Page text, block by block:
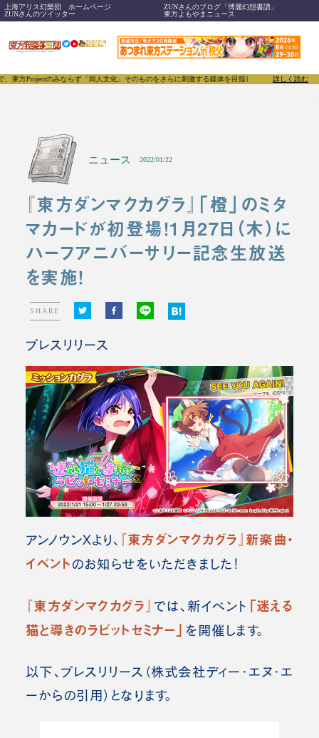
上海アリス幻樂団 ホームページ
ZUNさんのブログ「博麗幻想書譜」
ZUNさんのツイッター
東方よもやまニュース
のみならず「同人文化」そのものをさらに刺激する媒体を目指し、創刊いたします。 東方我楽
詳しく読む
ニュース 2022/01/22
『東方ダンマクカグラ』「橙」のミタ
マカードが初登場！1月27日（木）に
ハーフアニバーサリー記念生放送
を実施！
SHARE
プレスリリース
アンノウンXより、 『東方ダンマクカグラ』新楽曲・
イベント のお知らせをいただきました！
『東方ダンマクカグラ』 では、新イベント 「迷える
猫と導きのラビットセミナー」 を開催します。
以下、プレスリリース（株式会社ディー・エヌ・エ
ーからの引用）となります。